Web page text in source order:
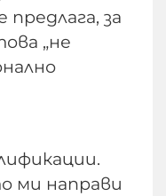
за
„не
ми направи